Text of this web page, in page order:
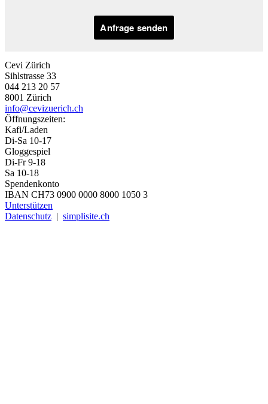
Anfrage senden
Cevi Zürich
Sihlstrasse 33
044 213 20 57
8001 Zürich
info@cevizuerich.ch
Öffnungszeiten:
Kafi/Laden
Di-Sa 10-17
Gloggespiel
Di-Fr 9-18
Sa 10-18
Spendenkonto
IBAN CH73 0900 0000 8000 1050 3
Unterstützen
Datenschutz | simplisite.ch